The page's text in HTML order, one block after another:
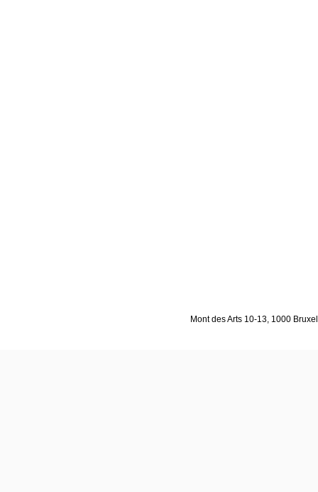
Mont des Arts 10-13, 1000